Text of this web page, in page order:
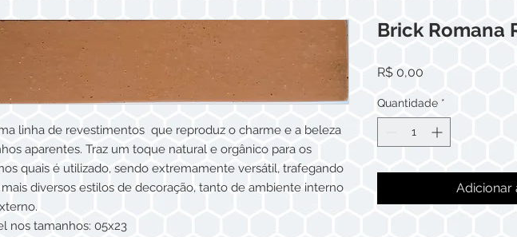
linha de revestimentos que reproduz o charme e a beleza
aparentes. Traz um toque natural e orgânico para os
quais é utilizado, sendo extremamente versátil, trafegando
diversos estilos de decoração, tanto de ambiente interno
nos tamanhos: 05x23
Brick Romana
R$ 0,00
Quantidade *
Adicionar